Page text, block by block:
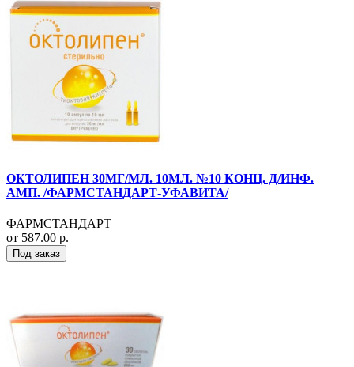
ОКТОЛИПЕН 30МГ/МЛ. 10МЛ. №10 КОНЦ. Д/ИНФ.
АМП. /ФАРМСТАНДАРТ-УФАВИТА/
ФАРМСТАНДАРТ
от 587.00 р.
Под заказ